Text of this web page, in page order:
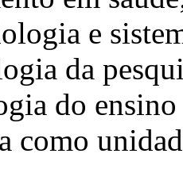
e
da
do ensino